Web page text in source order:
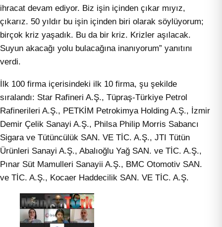
ihracat devam ediyor. Biz işin içinden çıkar mıyız,
çıkarız. 50 yıldır bu işin içinden biri olarak söylüyorum;
birçok kriz yaşadık. Bu da bir kriz. Krizler aşılacak.
Suyun akacağı yolu bulacağına inanıyorum” yanıtını
verdi.
İlk 100 firma içerisindeki ilk 10 firma, şu şekilde
sıralandı: Star Rafineri A.Ş., Tüpraş-Türkiye Petrol
Rafinerileri A.Ş., PETKİM Petrokimya Holding A.Ş., İzmir
Demir Çelik Sanayi A.Ş., Philsa Philip Morris Sabancı
Sigara ve Tütüncülük SAN. VE TİC. A.Ş., JTI Tütün
Ürünleri Sanayi A.Ş., Abalıoğlu Yağ SAN. ve TİC. A.Ş.,
Pınar Süt Mamulleri Sanayii A.Ş., BMC Otomotiv SAN.
ve TİC. A.Ş., Kocaer Haddecilik SAN. VE TİC. A.Ş.